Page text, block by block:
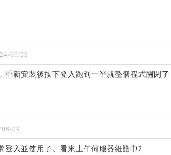
06/09
重新安裝後按下登入跑到一半就整個程式關閉
09
登入並使用了。看來上午伺服器維護中?